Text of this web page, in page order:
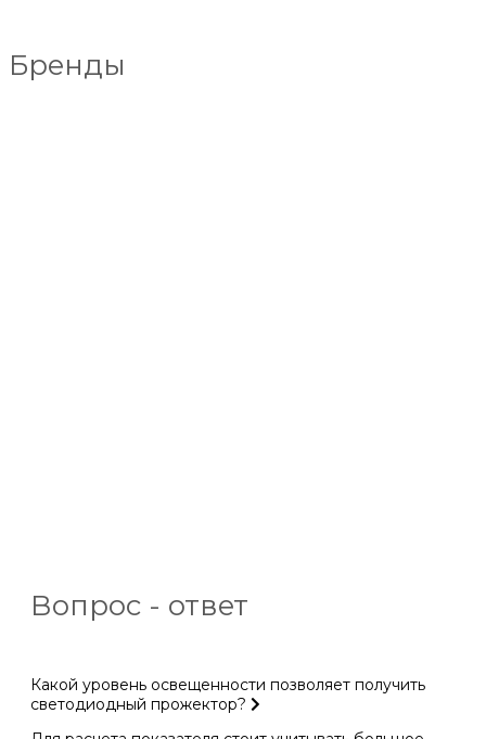
Бренды
Вопрос - ответ
Какой уровень освещенности позволяет получить
светодиодный прожектор?